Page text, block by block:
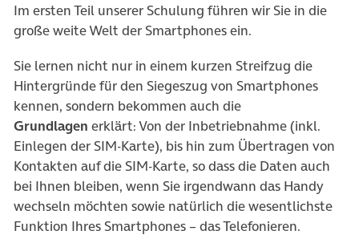
Im ersten Teil unserer Schulung führen wir Sie in die
große weite Welt der Smartphones ein.
Sie lernen nicht nur in einem kurzen Streifzug die
Hintergründe für den Siegeszug von Smartphones
kennen, sondern bekommen auch die
Grundlagen erklärt: Von der Inbetriebnahme (inkl.
Einlegen der SIM-Karte), bis hin zum Übertragen von
Kontakten auf die SIM-Karte, so dass die Daten auch
bei Ihnen bleiben, wenn Sie irgendwann das Handy
wechseln möchten sowie natürlich die wesentlichste
Funktion Ihres Smartphones – das Telefonieren.